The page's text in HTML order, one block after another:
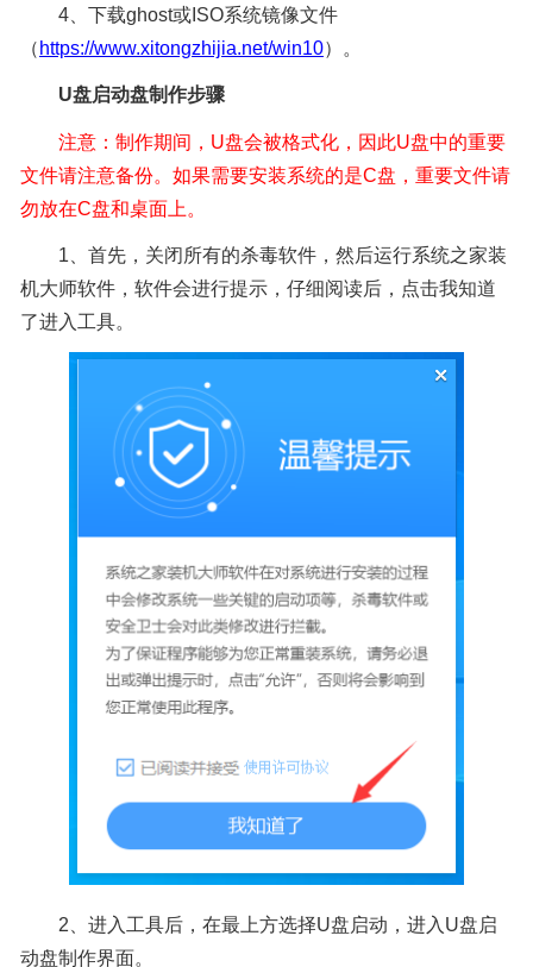
4、下载ghost或ISO系统镜像文件
（ https://www.xitongzhijia.net/win10）。
U盘启动盘制作步骤
注意：制作期间，U盘会被格式化，因此U盘中的重要
文件请注意备份。如果需要安装系统的是C盘，重要文件请
勿放在C盘和桌面上。
1、首先，关闭所有的杀毒软件，然后运行系统之家装
机大师软件，软件会进行提示，仔细阅读后，点击我知道
了进入工具。
2、进入工具后，在最上方选择U盘启动，进入U盘启
动盘制作界面。